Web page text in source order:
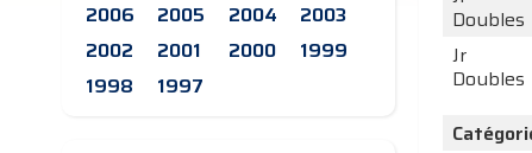
2006
2005 2004
2003
2002
2001 2000
1999
1998
1997
Doubles
Jr
Doubles